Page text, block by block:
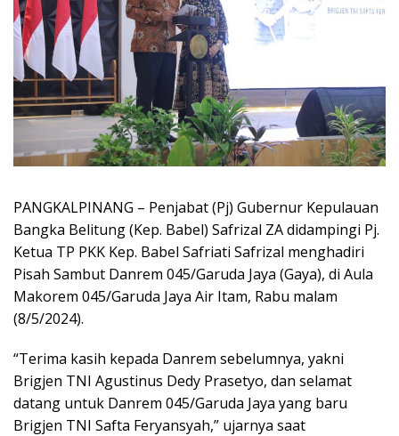
PANGKALPINANG – Penjabat (Pj) Gubernur Kepulauan
Bangka Belitung (Kep. Babel) Safrizal ZA didampingi Pj.
Ketua TP PKK Kep. Babel Safriati Safrizal menghadiri
Pisah Sambut Danrem 045/Garuda Jaya (Gaya), di Aula
Makorem 045/Garuda Jaya Air Itam, Rabu malam
(8/5/2024).
“Terima kasih kepada Danrem sebelumnya, yakni
Brigjen TNI Agustinus Dedy Prasetyo, dan selamat
datang untuk Danrem 045/Garuda Jaya yang baru
Brigjen TNI Safta Feryansyah,” ujarnya saat